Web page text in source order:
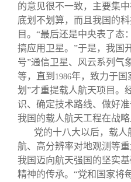
的意见很不一致，主要集
底划不划算，而且我国的
目。“最后还是中央表了态
搞应用卫星。”于是，我国
号”通信卫星、风云系列气
等，直到 1986年，致力于国
划”才重提载人航天项目。
识、确定技术路线、做好
我国的载人航天工程在战略
党的十八大以后，载
航、高分辨率对地观测等
我国迈向航天强国的坚实
精神的传承。“党和国家将